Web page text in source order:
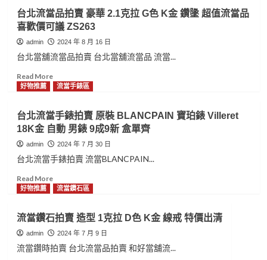
自
動
女
錶
9
成
5
新
歡
價
可
議
ZR287
年
光
陽
MANY
110
好
騎
優
代
步
車
喜
歡
價
可
議
彰
化
流
當
手
錶
拍
賣
裝
ROLEX
勞
力
士
178341
中
型
圈
貝
殼
面
台北流當品拍賣 豪華 2.1克拉 G色 K金 鑽墬 超值流當品
喜歡價可議 ZS263
admin 2024 年 8 月 16 日
台北當舖流當品拍賣 台北當舖流當品 流當...
Read MoreRead
more
台
北
流
當
品
拍
賣
豪
2.1
克
拉
G
好物推薦 流當手錶區
台北流當手錶拍賣 原裝 BLANCPAIN 寶珀錶 Villeret
18K金 自動 男錶 9成9新 盒單齊
admin 2024 年 7 月 30 日
台北流當手錶拍賣 流當BLANCPAIN...
Read MoreRead
more
台
北
流
當
好物推薦 流當鑽石區
流當鑽石拍賣 造型 1克拉 D色 K金 線戒 特價出清
admin 2024 年 7 月 9 日
流當鑽時拍賣 台北流當品拍賣 和好當舖流...